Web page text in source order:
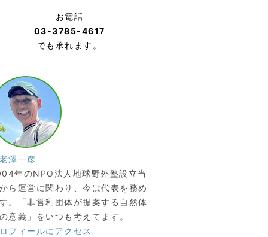
お電話
03-3785-4617
でも承れます。
澤一彦
年のNPO法人地球野外塾設立当
ら運営に関わり、今は代表を務め
。「非営利団体が提案する自然体
意義」をいつも考えてます。
フィールにアクセス